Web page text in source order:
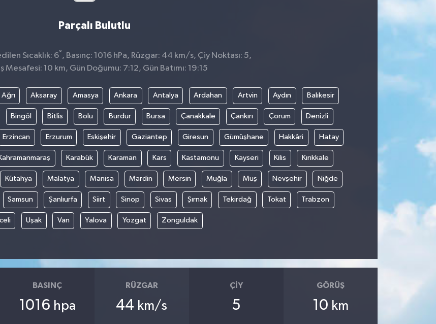
Parçalı Bulutlu
Sıcaklık: 6° , Basınç: 1016 hPa, Rüzgar: 44 km/s, Çiy Noktası: 5,
Mesafesi: 10 km, Gün Doğumu: 7:12, Gün Batımı: 19:15
Ağrı Aksaray Amasya Ankara Antalya Ardahan Artvin Aydın Balıkesir
Bingöl Bitlis Bolu Burdur Bursa Çanakkale Çankırı Çorum Denizli
Erzincan Erzurum Eskişehir Gaziantep Giresun Gümüşhane Hakkâri Hatay
Karabük Karaman Kars Kastamonu Kayseri Kilis Kırıkkale
Kütahya Malatya Manisa Mardin Mersin Muğla Muş Nevşehir Niğde
Samsun Şanlıurfa Siirt Sinop Sivas Şırnak Tekirdağ Tokat Trabzon
Uşak Van Yalova Yozgat Zonguldak
BASINÇ
1016 hpa
RÜZGAR
44 km/s
ÇIY
5
GÖRÜŞ
10 km